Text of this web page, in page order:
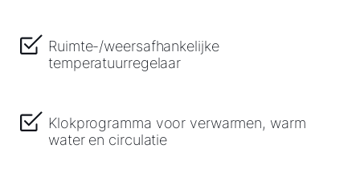
Ruimte-/weersafhankelijke
temperatuurregelaar
Klokprogramma voor verwarmen, warm
water en circulatie
Contactformulier
Adresgegevens